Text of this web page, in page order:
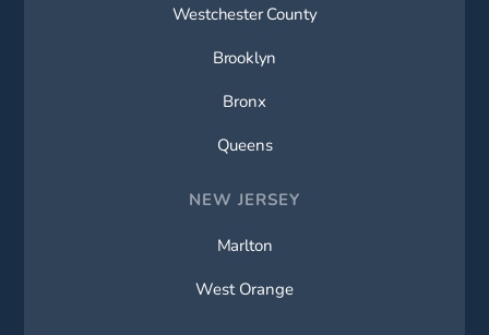
Westchester County
Brooklyn
Bronx
Queens
NEW JERSEY
Marlton
West Orange